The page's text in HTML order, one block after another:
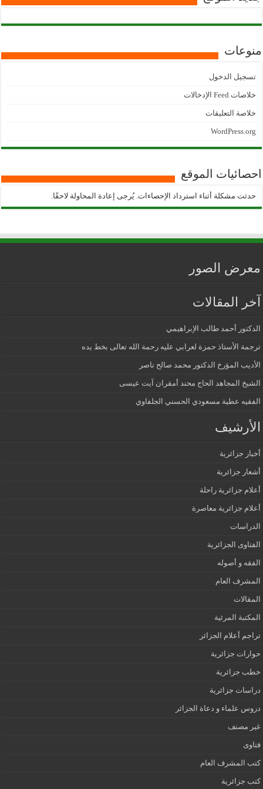
منوعات
تسجيل الدخول
خلاصات Feed الإدخالات
خلاصة التعليقات
WordPress.org
احصائيات الموقع
حدثت مشكلة أثناء استرداد الإحصاءات. يُرجى إعادة المحاولة لاحقًا.
معرض الصور
آخر المقالات
الدكتور أحمد طالب الإبراهيمي
ترجمة الأستاذ حمزة لعرابي عليه رحمة الله تعالى بخط يده
الأديب المؤرخ الدكتور محمد صالح ناصر
الشيخ المجاهد الحاج محند أمقران آيت عيسى
الفقيه عطية مسعودي الحسني الجلفاوي
الأرشيف
أخبار جزائرية
أشعار جزائرية
أعلام جزائرية راحلة
أعلام جزائرية معاصرة
الدراسات
الفتاوى الجزائرية
الفقه و أصوله
المشرف العام
المقالات
المكتبة المرئية
تراجم أعلام الجزائر
حوارات جزائرية
خطب جزائرية
دراسات جزائرية
دروس علماء و دعاة الجزائر
غير مصنف
فتاوى
كتب المشرف العام
كتب جزائرية